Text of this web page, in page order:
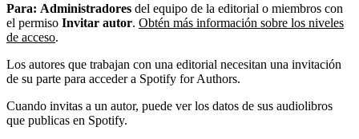
Para: Administradores del equipo de la editorial o miembros con
el permiso Invitar autor. Obtén más información sobre los niveles
de acceso.
Los autores que trabajan con una editorial necesitan una invitación
de su parte para acceder a Spotify for Authors.
Cuando invitas a un autor, puede ver los datos de sus audiolibros
que publicas en Spotify.